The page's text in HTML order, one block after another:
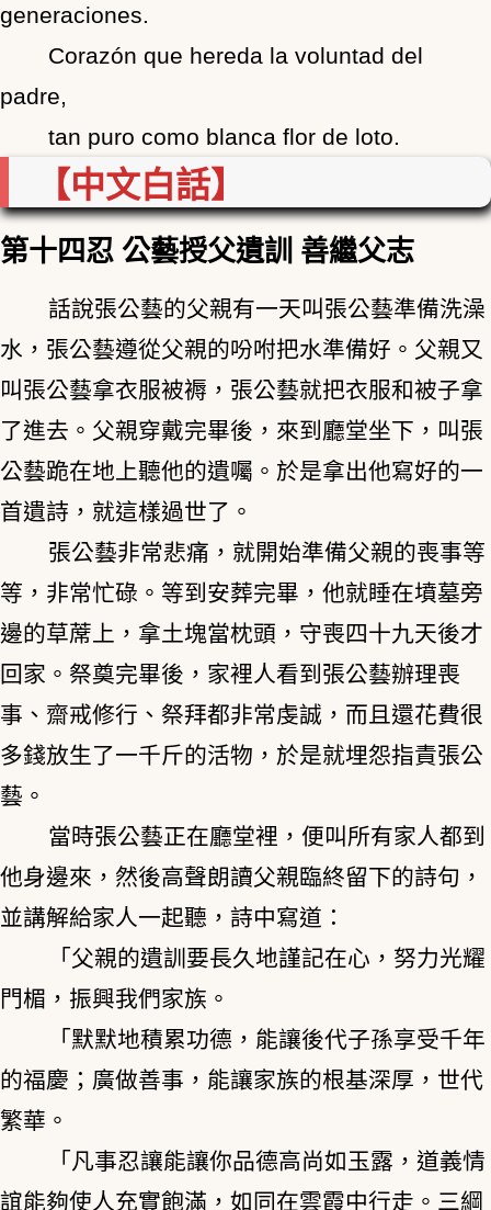
generaciones.
Corazón que hereda la voluntad del
padre,
tan puro como blanca flor de loto.
【中文白話】
第十四忍 公藝授父遺訓 善繼父志
話說張公藝的父親有一天叫張公藝準備洗澡
水，張公藝遵從父親的吩咐把水準備好。父親又
叫張公藝拿衣服被褥，張公藝就把衣服和被子拿
了進去。父親穿戴完畢後，來到廳堂坐下，叫張
公藝跪在地上聽他的遺囑。於是拿出他寫好的一
首遺詩，就這樣過世了。
張公藝非常悲痛，就開始準備父親的喪事等
等，非常忙碌。等到安葬完畢，他就睡在墳墓旁
邊的草蓆上，拿土塊當枕頭，守喪四十九天後才
回家。祭奠完畢後，家裡人看到張公藝辦理喪
事、齋戒修行、祭拜都非常虔誠，而且還花費很
多錢放生了一千斤的活物，於是就埋怨指責張公
藝。
當時張公藝正在廳堂裡，便叫所有家人都到
他身邊來，然後高聲朗讀父親臨終留下的詩句，
並講解給家人一起聽，詩中寫道：
「父親的遺訓要長久地謹記在心，努力光耀
門楣，振興我們家族。
「默默地積累功德，能讓後代子孫享受千年
的福慶；廣做善事，能讓家族的根基深厚，世代
繁華。
「凡事忍讓能讓你品德高尚如玉露，道義情
誼能夠使人充實飽滿，如同在雲霞中行走。三綱